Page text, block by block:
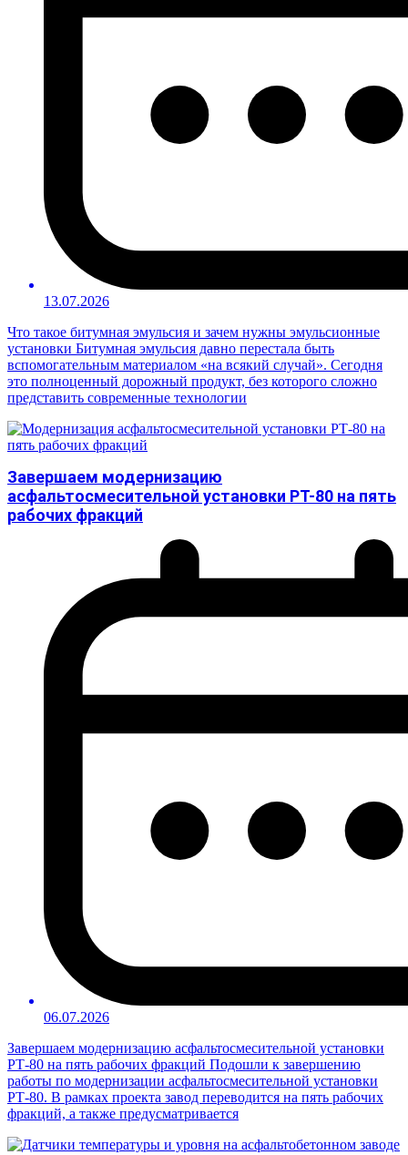
13.07.2026
Что такое битумная эмульсия и зачем нужны эмульсионные
установки Битумная эмульсия давно перестала быть
вспомогательным материалом «на всякий случай». Сегодня
это полноценный дорожный продукт, без которого сложно
представить современные технологии
Завершаем модернизацию
асфальтосмесительной установки РТ-80 на пять
рабочих фракций
06.07.2026
Завершаем модернизацию асфальтосмесительной установки
РТ-80 на пять рабочих фракций Подошли к завершению
работы по модернизации асфальтосмесительной установки
РТ-80. В рамках проекта завод переводится на пять рабочих
фракций, а также предусматривается